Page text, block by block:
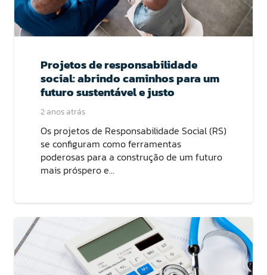
Projetos de responsabilidade
social: abrindo caminhos para um
futuro sustentável e justo
2 anos atrás
Os projetos de Responsabilidade Social (RS)
se configuram como ferramentas
poderosas para a construção de um futuro
mais próspero e…